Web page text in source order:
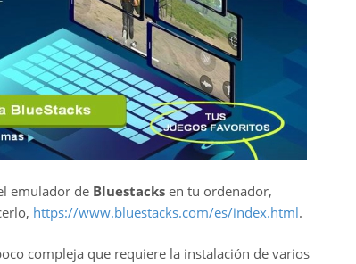
emulador de Bluestacks en tu ordenador,
https://www.bluestacks.com/es/index.html.
compleja que requiere la instalación de varios